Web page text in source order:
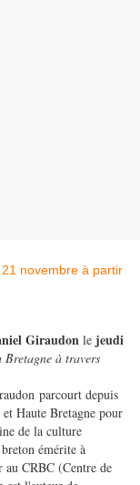
Giraudon le jeudi
Bretagne à travers
parcourt depuis
et Haute Bretagne pour
de la culture
émérite à
au CRBC (Centre de